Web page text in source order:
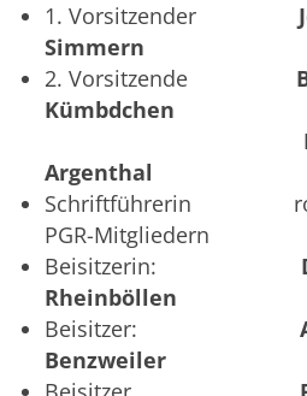
1. Vorsitzender
Simmern
2. Vorsitzende
Kümbdchen
Marlon
Argenthal
Schriftführerin
PGR-Mitgliedern
Beisitzerin:
Rheinböllen
Beisitzer:
Benzweiler